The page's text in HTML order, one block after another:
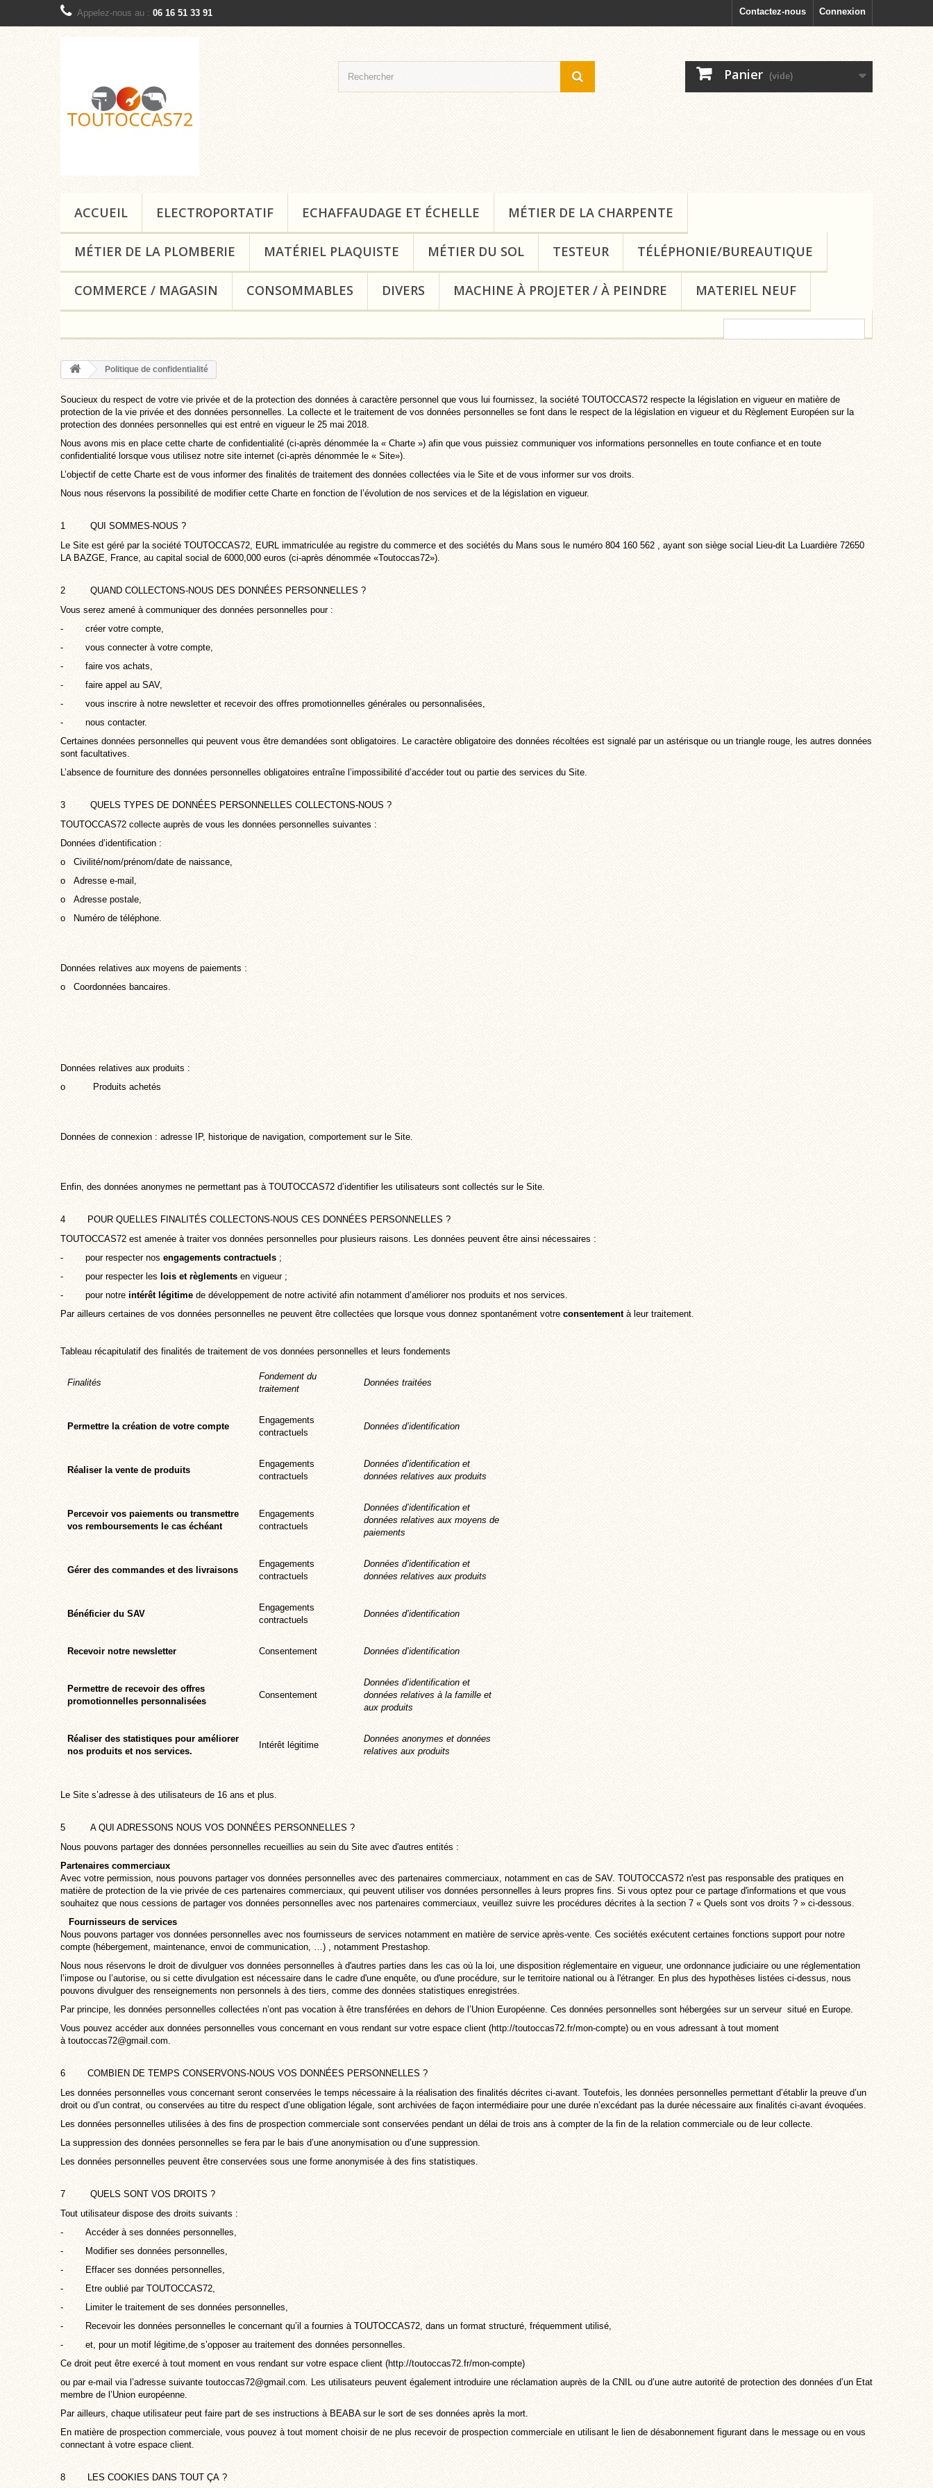
Connexion
Contactez-nous
Appelez-nous au : 06 16 51 33 91
Panier (vide)
ACCUEIL ELECTROPORTATIF ECHAFFAUDAGE ET ÉCHELLE MÉTIER DE LA CHARPENTE
MÉTIER DE LA PLOMBERIE MATÉRIEL PLAQUISTE MÉTIER DU SOL TESTEUR TÉLÉPHONIE/BUREAUTIQUE
COMMERCE / MAGASIN CONSOMMABLES DIVERS MACHINE À PROJETER / À PEINDRE MATERIEL NEUF
Politique de confidentialité
Soucieux du respect de votre vie privée et de la protection des données à caractère personnel que vous lui fournissez, la société TOUTOCCAS72 respecte la législation en vigueur en matière de
protection de la vie privée et des données personnelles. La collecte et le traitement de vos données personnelles se font dans le respect de la législation en vigueur et du Règlement Européen sur la
protection des données personnelles qui est entré en vigueur le 25 mai 2018.
Nous avons mis en place cette charte de confidentialité (ci-après dénommée la « Charte ») afin que vous puissiez communiquer vos informations personnelles en toute confiance et en toute
confidentialité lorsque vous utilisez notre site internet (ci-après dénommée le « Site»).
L’objectif de cette Charte est de vous informer des finalités de traitement des données collectées via le Site et de vous informer sur vos droits.
Nous nous réservons la possibilité de modifier cette Charte en fonction de l’évolution de nos services et de la législation en vigueur.
1 QUI SOMMES-NOUS ?
Le Site est géré par la société TOUTOCCAS72, EURL immatriculée au registre du commerce et des sociétés du Mans sous le numéro 804 160 562 , ayant son siège social Lieu-dit La Luardière 72650
LA BAZGE, France, au capital social de 6000,000 euros (ci-après dénommée «Toutoccas72»).
2 QUAND COLLECTONS-NOUS DES DONNÉES PERSONNELLES ?
Vous serez amené à communiquer des données personnelles pour :
- créer votre compte,
- vous connecter à votre compte,
- faire vos achats,
- faire appel au SAV,
- vous inscrire à notre newsletter et recevoir des offres promotionnelles générales ou personnalisées,
- nous contacter.
Certaines données personnelles qui peuvent vous être demandées sont obligatoires. Le caractère obligatoire des données récoltées est signalé par un astérisque ou un triangle rouge, les autres données
sont facultatives.
L’absence de fourniture des données personnelles obligatoires entraîne l’impossibilité d’accéder tout ou partie des services du Site.
3 QUELS TYPES DE DONNÉES PERSONNELLES COLLECTONS-NOUS ?
TOUTOCCAS72 collecte auprès de vous les données personnelles suivantes :
Données d’identification :
o Civilité/nom/prénom/date de naissance,
o Adresse e-mail,
o Adresse postale,
o Numéro de téléphone.
Données relatives aux moyens de paiements :
o Coordonnées bancaires.
Données relatives aux produits :
o Produits achetés
Données de connexion : adresse IP, historique de navigation, comportement sur le Site.
Enfin, des données anonymes ne permettant pas à TOUTOCCAS72 d’identifier les utilisateurs sont collectés sur le Site.
4 POUR QUELLES FINALITÉS COLLECTONS-NOUS CES DONNÉES PERSONNELLES ?
TOUTOCCAS72 est amenée à traiter vos données personnelles pour plusieurs raisons. Les données peuvent être ainsi nécessaires :
- pour respecter nos engagements contractuels ;
- pour respecter les lois et règlements en vigueur ;
- pour notre intérêt légitime de développement de notre activité afin notamment d’améliorer nos produits et nos services.
Par ailleurs certaines de vos données personnelles ne peuvent être collectées que lorsque vous donnez spontanément votre consentementà leur traitement.
Tableau récapitulatif des finalités de traitement de vos données personnelles et leurs fondements
Finalités
Fondement du
traitement
Données traitées
Permettre la création de votre compte
Engagements
contractuels
Données d’identification
Réaliser la vente de produits
Engagements
contractuels
Données d’identification et
données relatives aux produits
Percevoir vos paiements ou transmettre
vos remboursements le cas échéant
Engagements
contractuels
Données d’identification et
données relatives aux moyens de
paiements
Gérer des commandes et des livraisons
Engagements
contractuels
Données d’identification et
données relatives aux produits
Bénéficier du SAV
Engagements
contractuels
Données d’identification
Recevoir notre newsletter Consentement Données d’identification
Permettre de recevoir des offres
promotionnelles personnalisées
Consentement
Données d’identification et
données relatives à la famille et
aux produits
Réaliser des statistiques pour améliorer
nos produits et nos services.
Intérêt légitime
Données anonymes et données
relatives aux produits
Le Site s’adresse à des utilisateurs de 16 ans et plus.
5 A QUI ADRESSONS NOUS VOS DONNÉES PERSONNELLES ?
Nous pouvons partager des données personnelles recueillies au sein du Site avec d'autres entités :
Partenaires commerciaux
Avec votre permission, nous pouvons partager vos données personnelles avec des partenaires commerciaux, notamment en cas de SAV. TOUTOCCAS72 n'est pas responsable des pratiques en
matière de protection de la vie privée de ces partenaires commerciaux, qui peuvent utiliser vos données personnelles à leurs propres fins. Si vous optez pour ce partage d'informations et que vous
souhaitez que nous cessions de partager vos données personnelles avec nos partenaires commerciaux, veuillez suivre les procédures décrites à la section 7 « Quels sont vos droits ? » ci-dessous.
Fournisseurs de services
Nous pouvons partager vos données personnelles avec nos fournisseurs de services notamment en matière de service après-vente. Ces sociétés exécutent certaines fonctions support pour notre
compte (hébergement, maintenance, envoi de communication, …) , notamment Prestashop.
Nous nous réservons le droit de divulguer vos données personnelles à d'autres parties dans les cas où la loi, une disposition réglementaire en vigueur, une ordonnance judiciaire ou une réglementation
l’impose ou l’autorise, ou si cette divulgation est nécessaire dans le cadre d'une enquête, ou d'une procédure, sur le territoire national ou à l'étranger. En plus des hypothèses listées ci-dessus, nous
pouvons divulguer des renseignements non personnels à des tiers, comme des données statistiques enregistrées.
Par principe, les données personnelles collectées n’ont pas vocation à être transférées en dehors de l’Union Européenne. Ces données personnelles sont hébergées sur un serveur situé en Europe.
Vous pouvez accéder aux données personnelles vous concernant en vous rendant sur votre espace client (http://toutoccas72.fr/mon-compte) ou en vous adressant à tout moment
à toutoccas72@gmail.com.
6 COMBIEN DE TEMPS CONSERVONS-NOUS VOS DONNÉES PERSONNELLES ?
Les données personnelles vous concernant seront conservées le temps nécessaire à la réalisation des finalités décrites ci-avant. Toutefois, les données personnelles permettant d’établir la preuve d’un
droit ou d’un contrat, ou conservées au titre du respect d’une obligation légale, sont archivées de façon intermédiaire pour une durée n’excédant pas la durée nécessaire aux finalités ci-avant évoquées.
Les données personnelles utilisées à des fins de prospection commerciale sont conservées pendant un délai de trois ans à compter de la fin de la relation commerciale ou de leur collecte.
La suppression des données personnelles se fera par le bais d’une anonymisation ou d’une suppression.
Les données personnelles peuvent être conservées sous une forme anonymisée à des fins statistiques.
7 QUELS SONT VOS DROITS ?
Tout utilisateur dispose des droits suivants :
- Accéder à ses données personnelles,
- Modifier ses données personnelles,
- Effacer ses données personnelles,
- Etre oublié par TOUTOCCAS72,
- Limiter le traitement de ses données personnelles,
- Recevoir les données personnelles le concernant qu’il a fournies à TOUTOCCAS72, dans un format structuré, fréquemment utilisé,
- et, pour un motif légitime,de s’opposer au traitement des données personnelles.
Ce droit peut être exercé à tout moment en vous rendant sur votre espace client (http://toutoccas72.fr/mon-compte)
ou par e-mail via l’adresse suivante toutoccas72@gmail.com. Les utilisateurs peuvent également introduire une réclamation auprès de la CNIL ou d’une autre autorité de protection des données d’un Etat
membre de l’Union européenne.
Par ailleurs, chaque utilisateur peut faire part de ses instructions à BEABA sur le sort de ses données après la mort.
En matière de prospection commerciale, vous pouvez à tout moment choisir de ne plus recevoir de prospection commerciale en utilisant le lien de désabonnement figurant dans le message ou en vous
connectant à votre espace client.
8 LES COOKIES DANS TOUT ÇA ?